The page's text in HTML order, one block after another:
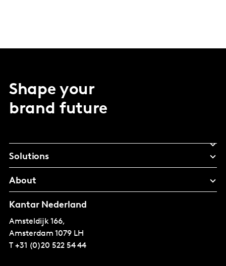
Shape your
brand future
Solutions
About
Kantar Nederland
Amsteldijk 166,
Amsterdam 1079 LH
T +31 (0)20 522 54 44